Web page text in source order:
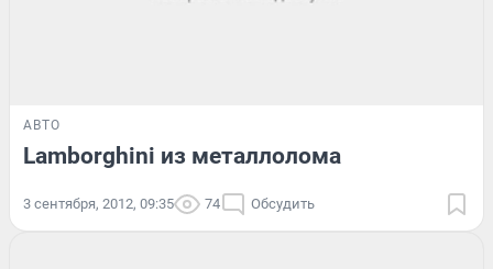
АВТО
Lamborghini из металлолома
3 сентября, 2012, 09:35 74 Обсудить